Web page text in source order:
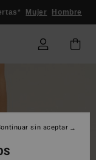
Mujer Hombre
sin aceptar